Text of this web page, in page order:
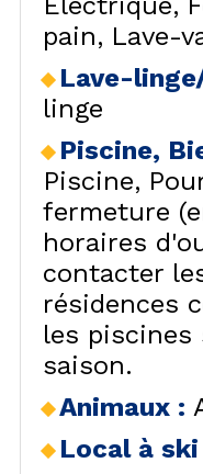
pain
Lave-
Lave-
linge
Piscine,
Piscine
fermeture
horaires
contacter
résidences
les
saison.
Animaux :
Local à ski